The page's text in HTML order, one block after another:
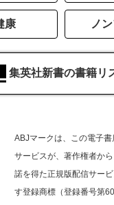
康 ノ
集英社新書の書籍リ
ABJマークは、この電子
サービスが、著作権者か
諾を得た正規版配信サー
す登録商標（登録番号第